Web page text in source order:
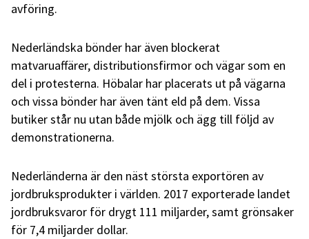
avföring.
Nederländska bönder har även blockerat
matvaruaffärer, distributionsfirmor och vägar som en
del i protesterna. Höbalar har placerats ut på vägarna
och vissa bönder har även tänt eld på dem. Vissa
butiker står nu utan både mjölk och ägg till följd av
demonstrationerna.
Nederländerna är den näst största exportören av
jordbruksprodukter i världen. 2017 exporterade landet
jordbruksvaror för drygt 111 miljarder, samt grönsaker
för 7,4 miljarder dollar.